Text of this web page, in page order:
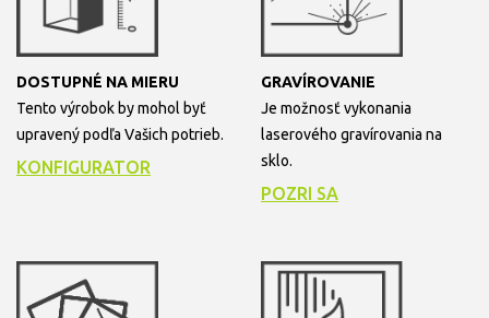
DOSTUPNÉ NA MIERU
Tento výrobok by mohol byť
upravený podľa Vašich potrieb.
KONFIGURATOR
GRAVÍROVANIE
Je možnosť vykonania
laserového gravírovania na
sklo.
POZRI SA